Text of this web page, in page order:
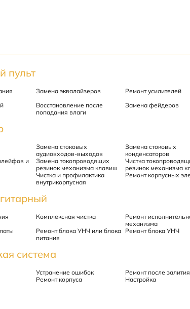
пульт
Замена эквалайзеров Ремонт усилителей
Восстановление после
попадания влаги
Замена фейдеров
Замена стоковых
аудиовходов-выходов
Замена стоковых
конденсаторов
и
Замена токопроводящих
резинок механизма клавиш
Чистка
резинок механизма
Чистка и профилактика
внутрикорпусная
Ремонт корпусных
Комплексная чистка
Ремонт
механизма
Ремонт блока УНЧ или блока
питания
Ремонт блока УНЧ
система
Устранение ошибок Ремонт после залития
Ремонт корпуса Настройка